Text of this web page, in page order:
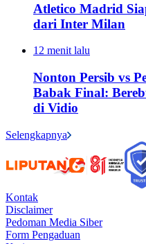
Atletico Madrid
dari Inter Milan
12 menit lalu
Nonton Persib vs
Babak Final:
di Vidio
Selengkapnya
Kontak
Disclaimer
Pedoman Media Siber
Form Pengaduan